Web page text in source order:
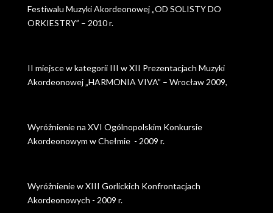
Festiwalu Muzyki Akordeonowej „OD SOLISTY DO
ORKIESTRY” – 2010 r.
II miejsce w kategorii III w XII Prezentacjach Muzyki
Akordeonowej „HARMONIA VIVA” – Wrocław 2009,
Wyróżnienie na XVI Ogólnopolskim Konkursie
Akordeonowym w Chełmie - 2009 r.
Wyróżnienie w XIII Gorlickich Konfrontacjach
Akordeonowych - 2009 r.